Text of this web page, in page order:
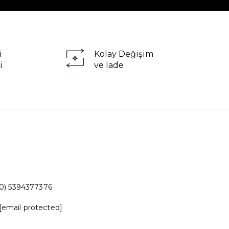
Kolay Değişim
ve İade
5394377376
[email protected]